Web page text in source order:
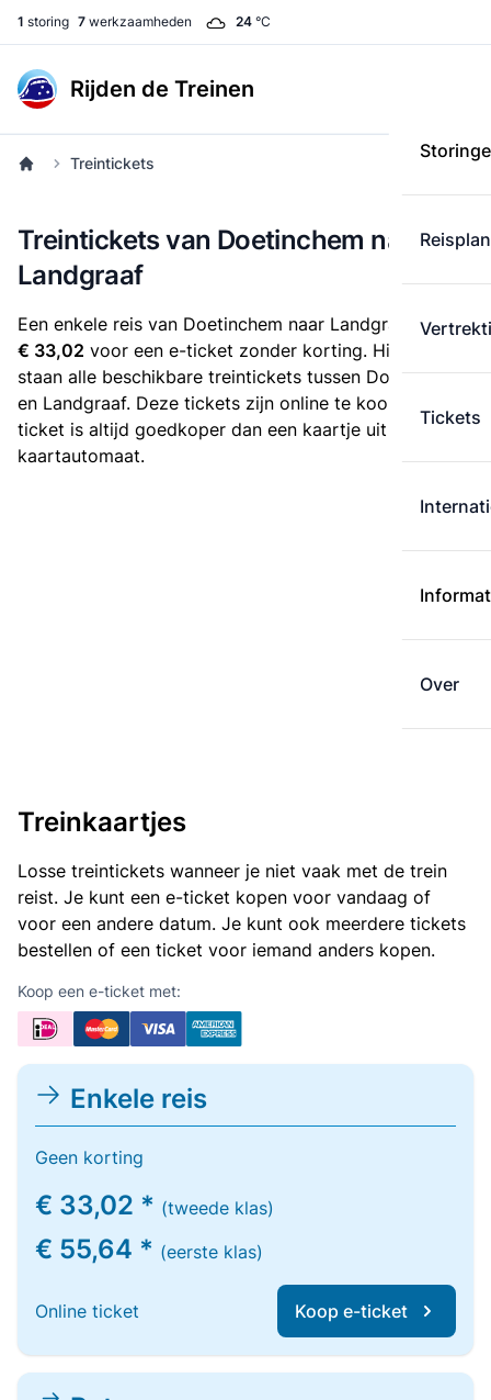
1 storing 7 werkzaamheden 24 °C
Rijden de Treinen
Tickets
Over
Treintickets
Treintickets van Doetinchem naar
Landgraaf
Een enkele reis van Doetinchem naar Landgraaf kost
€ 33,02 voor een e-ticket zonder korting. Hieronder
staan alle beschikbare treintickets tussen Doetinchem
en Landgraaf. Deze tickets zijn online te koop. Een e-
ticket is altijd goedkoper dan een kaartje uit de
kaartautomaat.
Treinkaartjes
Losse treintickets wanneer je niet vaak met de trein
reist. Je kunt een e-ticket kopen voor vandaag of
voor een andere datum. Je kunt ook meerdere tickets
bestellen of een ticket voor iemand anders kopen.
Koop een e-ticket met:
Enkele reis
Geen korting
€ 33,02 * (tweede klas)
€ 55,64 * (eerste klas)
Online ticket Koop e-ticket